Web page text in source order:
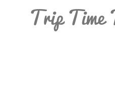
Trip Time